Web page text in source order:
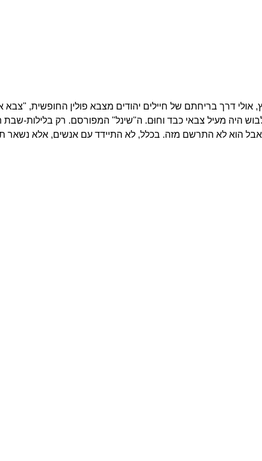
אולי דרך בריחתם של חיילים יהודים מצבא פולין החופשית,
היה מעיל צבאי כבד וחוּם. ה"שינל" המפורסם. רק בלילות-
הוא לא התרשם מזה. בכלל, לא התיידד עם אנשים, אלא נשאר